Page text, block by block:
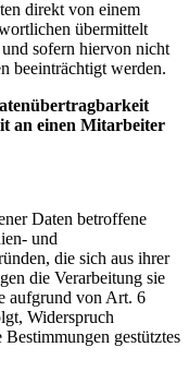
direkt von einem
übermittelt
sofern hiervon nicht
beeinträchtigt werden.
an einen Mitarbeiter
Daten betroffene
und
die sich aus ihrer
die Verarbeitung sie
aufgrund von Art. 6
Widerspruch
gestütztes